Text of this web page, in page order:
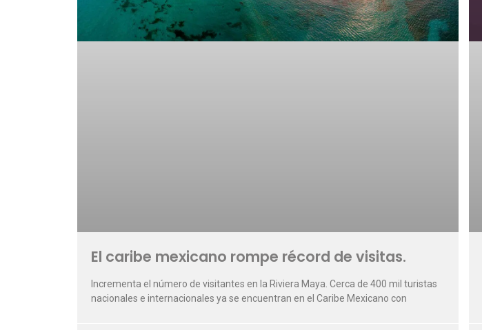
El caribe mexicano rompe récord de visitas.
Incrementa el número de visitantes en la Riviera Maya. Cerca de 400 mil turistas
nacionales e internacionales ya se encuentran en el Caribe Mexicano con